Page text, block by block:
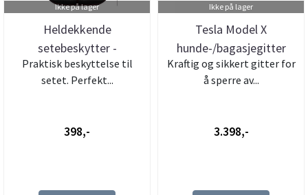
Ikke på lager
Heldekkende
setebeskytter -
barnesete
Praktisk beskyttelse til
setet. Perfekt...
398,-
Ikke på lager
Tesla Model X
hunde-/bagasjegitter
5-/7-seter
Kraftig og sikkert gitter for
å sperre av...
3.398,-